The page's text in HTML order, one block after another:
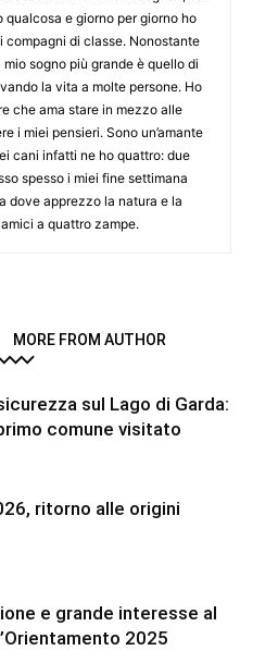
e giorno per giorno ho
compagni di classe. Nonostante
sogno più grande è quello di
la vita a molte persone. Ho
che ama stare in mezzo alle
i miei pensieri. Sono un’amante
cani infatti ne ho quattro: due
spesso i miei fine settimana
dove apprezzo la natura e la
a quattro zampe.
MORE FROM AUTHOR
sul Lago di Garda:
comune visitato
ritorno alle origini
e grande interesse al
2025